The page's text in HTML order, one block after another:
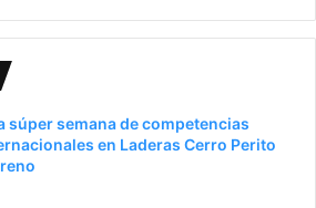
súper semana de competencias
en Laderas Cerro Perito